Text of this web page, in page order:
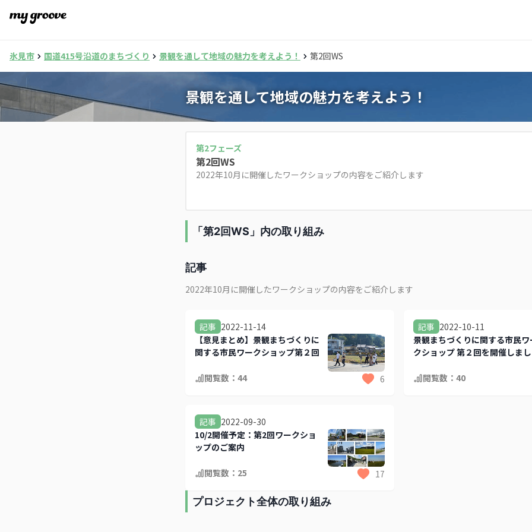
氷見市 国道415号沿道のまちづくり 景観を通して地域の魅力を考えよう！ 第2回WS
景観を通して地域の魅力を考えよう！
第2フェーズ
第2回WS
2022年10月に開催したワークショップの内容をご紹介します
「第2回WS」内の取り組み
記事
2022年10月に開催したワークショップの内容をご紹介します
記事 2022-11-14
【意見まとめ】景観まちづくりに
関する市民ワークショップ第２回
閲覧数： 44 6
記事 2022-10-11
景観まちづくりに関する市民ワ
クショップ 第２回を開催しまし
閲覧数： 40
記事 2022-09-30
10/2開催予定：第2回ワークショ
ップのご案内
閲覧数： 25 17
プロジェクト全体の取り組み